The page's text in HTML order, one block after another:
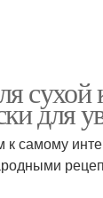
сухой
для
к самому